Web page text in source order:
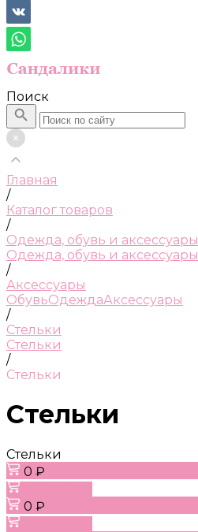
Поиск
Главная
/
Каталог товаров
/
Одежда, обувь и аксессуары
Одежда, обувь и аксессуары
/
Аксессуары
ОбувьОдеждаАксессуары
/
Стельки
Стельки
/
Стельки
Стельки
Стельки
0 ₽
0 ₽